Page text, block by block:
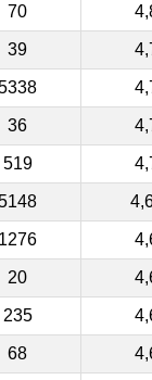
70
39
36
519
1276
20
235
68